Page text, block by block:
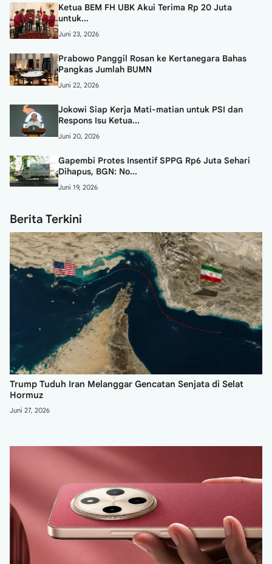
Ketua BEM FH UBK Akui Terima Rp 20 Juta
untuk...
Juni 23, 2026
Prabowo Panggil Rosan ke Kertanegara Bahas
Pangkas Jumlah BUMN
Juni 22, 2026
Jokowi Siap Kerja Mati-matian untuk PSI dan
Respons Isu Ketua...
Juni 20, 2026
Gapembi Protes Insentif SPPG Rp6 Juta Sehari
Dihapus, BGN: No...
Juni 19, 2026
Berita Terkini
Trump Tuduh Iran Melanggar Gencatan Senjata di Selat
Hormuz
Juni 27, 2026